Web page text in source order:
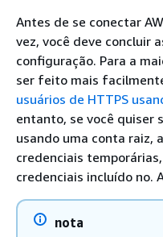
Antes de se conectar
vez, você deve concluir
configuração. Para a
ser feito mais
usuários de HTTPS
entanto, se você quiser
usando uma conta raiz,
credenciais
credenciais incluído no.
nota